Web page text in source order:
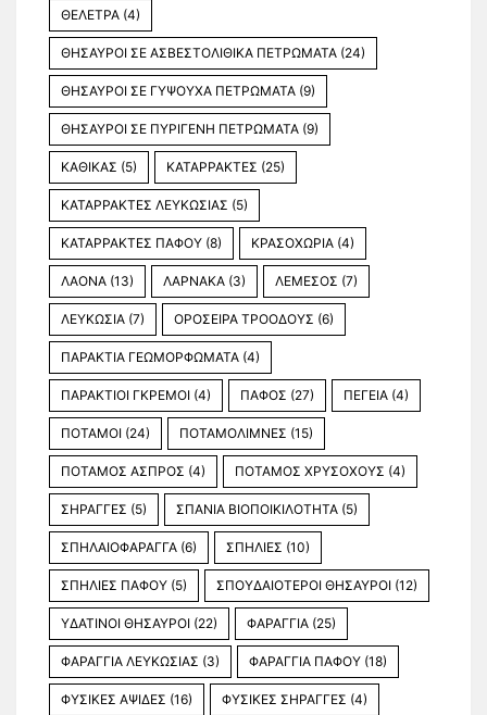
ΘΕΛΕΤΡΑ (4)
ΘΗΣΑΥΡΟΙ ΣΕ ΑΣΒΕΣΤΟΛΙΘΙΚΑ ΠΕΤΡΩΜΑΤΑ (24)
ΘΗΣΑΥΡΟΙ ΣΕ ΓΥΨΟΥΧΑ ΠΕΤΡΩΜΑΤΑ (9)
ΘΗΣΑΥΡΟΙ ΣΕ ΠΥΡΙΓΕΝΗ ΠΕΤΡΩΜΑΤΑ (9)
ΚΑΘΙΚΑΣ (5) ΚΑΤΑΡΡΑΚΤΕΣ (25)
ΚΑΤΑΡΡΑΚΤΕΣ ΛΕΥΚΩΣΙΑΣ (5)
ΚΑΤΑΡΡΑΚΤΕΣ ΠΑΦΟΥ (8) ΚΡΑΣΟΧΩΡΙΑ (4)
ΛΑΟΝΑ (13) ΛΑΡΝΑΚΑ (3) ΛΕΜΕΣΟΣ (7)
ΛΕΥΚΩΣΙΑ (7) ΟΡΟΣΕΙΡΑ ΤΡΟΟΔΟΥΣ (6)
ΠΑΡΑΚΤΙΑ ΓΕΩΜΟΡΦΩΜΑΤΑ (4)
ΠΑΡΑΚΤΙΟΙ ΓΚΡΕΜΟΙ (4) ΠΑΦΟΣ (27) ΠΕΓΕΙΑ (4)
ΠΟΤΑΜΟΙ (24) ΠΟΤΑΜΟΛΙΜΝΕΣ (15)
ΠΟΤΑΜΟΣ ΑΣΠΡΟΣ (4) ΠΟΤΑΜΟΣ ΧΡΥΣΟΧΟΥΣ (4)
ΣΗΡΑΓΓΕΣ (5) ΣΠΑΝΙΑ ΒΙΟΠΟΙΚΙΛΟΤΗΤΑ (5)
ΣΠΗΛΑΙΟΦΑΡΑΓΓΑ (6) ΣΠΗΛΙΕΣ (10)
ΣΠΗΛΙΕΣ ΠΑΦΟΥ (5) ΣΠΟΥΔΑΙΟΤΕΡΟΙ ΘΗΣΑΥΡΟΙ (12)
ΥΔΑΤΙΝΟΙ ΘΗΣΑΥΡΟΙ (22) ΦΑΡΑΓΓΙΑ (25)
ΦΑΡΑΓΓΙΑ ΛΕΥΚΩΣΙΑΣ (3) ΦΑΡΑΓΓΙΑ ΠΑΦΟΥ (18)
ΦΥΣΙΚΕΣ ΑΨΙΔΕΣ (16) ΦΥΣΙΚΕΣ ΣΗΡΑΓΓΕΣ (4)